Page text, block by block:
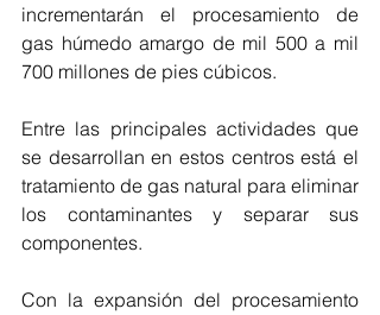
incrementarán el procesamiento de
gas húmedo amargo de mil 500 a mil
700 millones de pies cúbicos.
Entre las principales actividades que
se desarrollan en estos centros está el
tratamiento de gas natural para eliminar
los contaminantes y separar sus
componentes.
Con la expansión del procesamiento